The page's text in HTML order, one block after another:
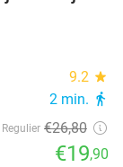
9.2 star
2 min. directions_walk
Regulier €26,80
€19,90